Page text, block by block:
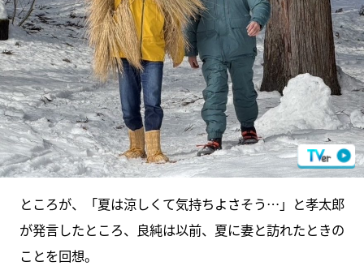
ところが、「夏は涼しくて気持ちよさそう…」と孝太郎
が発言したところ、良純は以前、夏に妻と訪れたときの
ことを回想。